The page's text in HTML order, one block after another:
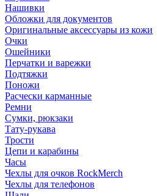
Нашивки
Обложки для документов
Оригинальные аксессуары из кожи
Очки
Ошейники
Перчатки и варежки
Подтяжки
Поножи
Расчески карманные
Ремни
Сумки, рюкзаки
Тату-рукава
Трости
Цепи и карабины
Часы
Чехлы для очков RockMerch
Чехлы для телефонов